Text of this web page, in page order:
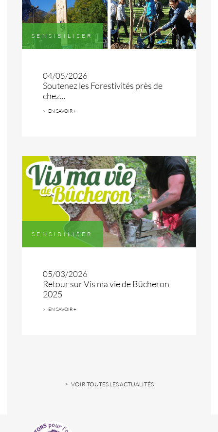
SENSIBILISER
04/05/2026
Soutenez les Forestivités près de
chez...
EN SAVOIR +
SENSIBILISER
05/03/2026
Retour sur Vis ma vie de Bûcheron
2025
EN SAVOIR +
VOIR TOUTES LES ACTUALITÉS